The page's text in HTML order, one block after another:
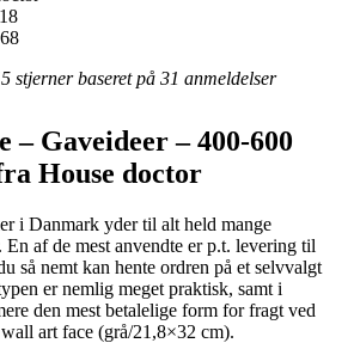
stjerner baseret på 31 anmeldelser
– Gaveideer – 400-600
House doctor
i Danmark yder til alt held mange
af de mest anvendte er p.t. levering til
så nemt kan hente ordren på et selvvalgt
er nemlig meget praktisk, samt i
den mest betalelige form for fragt ved
art face (grå/21,8×32 cm).